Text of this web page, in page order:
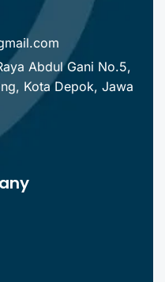
Abdul Gani No.5,
Kota Depok, Jawa